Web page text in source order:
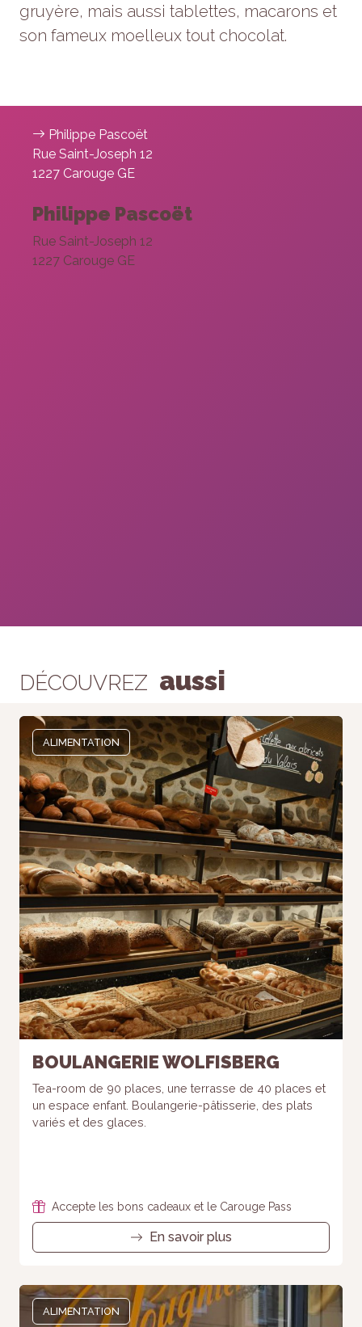
gruyère, mais aussi tablettes, macarons et
son fameux moelleux tout chocolat.
Philippe Pascoët
Rue Saint-Joseph 12
1227 Carouge GE
Philippe Pascoët
Rue Saint-Joseph 12
1227 Carouge GE
DÉCOUVREZ aussi
ALIMENTATION
BOULANGERIE WOLFISBERG
Tea-room de 90 places, une terrasse de 40 places et
un espace enfant. Boulangerie-pâtisserie, des plats
variés et des glaces.
Accepte les bons cadeaux et le Carouge Pass
En savoir plus
ALIMENTATION
Marketing
En partageant